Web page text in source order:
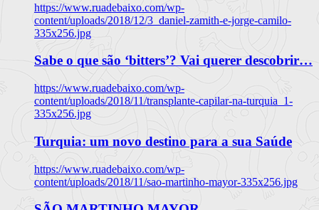
https://www.ruadebaixo.com/wp-
content/uploads/2018/12/3_daniel-zamith-e-jorge-camilo-
335x256.jpg
Sabe o que são ‘bitters’? Vai querer descobrir…
https://www.ruadebaixo.com/wp-
content/uploads/2018/11/transplante-capilar-na-turquia_1-
335x256.jpg
Turquia: um novo destino para a sua Saúde
https://www.ruadebaixo.com/wp-
content/uploads/2018/11/sao-martinho-mayor-335x256.jpg